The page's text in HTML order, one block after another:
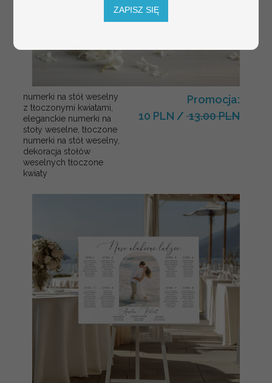
numerki na stół weselny
z tłoczonymi kwiatami,
eleganckie numerki na
stoły weselne, tłoczone
numerki na stół weselny,
dekoracja stołów
weselnych tłoczone
kwiaty
Promocja:
10 PLN / 13.00 PLN
ZAPISZ SIĘ